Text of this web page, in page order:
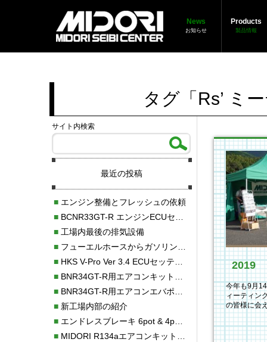
News
お知らせ
Products
製品情報
タグ「Rs’ ミ
今年も9月
ィーティン
の皆様に会
た。朝か
サイト内検索
最近の投稿
■エンジン整備とフレッシュの依頼
■BCNR33GT-R エンジンECUセッティング調整
■工場内最後の排気設備
■フューエルホースからガソリン漏れ
■HKS V-Pro Ver 3.4 ECUセッティング
■BNR34GT-R用エアコンキット新発売！！
■BNR34GT-R用エアコンエバポレーターを新発売！！
■新工場内部の紹介
■エンドレスブレーキ 6pot & 4potオーバーホール
■MIDORI R134aエアコンキットタイプⅡ取り付け